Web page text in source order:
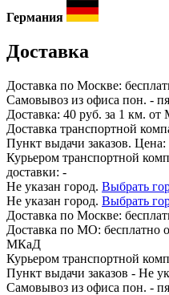
Германия
Доставка
Доставка по Москве:
Самовывоз из офиса пон. -
Доставка: 40 руб. за 1 км.
Доставка транспортной
Пункт выдачи заказов. Цена:
Курьером транспортной
доставки: -
Не указан город. Выбрать
Не указан город. Выбрать
Доставка по Москве:
Доставка по МО: бесплатно
МКаД
Курьером транспортной
Пункт выдачи заказов - Не
Самовывоз из офиса пон. -